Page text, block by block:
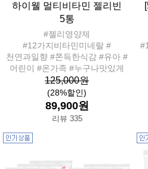
하이웰 멀티비타민 젤리빈
5통
#젤리영양제
#12가지비타민미네랄 #
천연과일향 #쫀득한식감 #유아 #
어린이 #온가족 #누구나맛있게
125,000원
(28%할인)
89,900원
리뷰 335